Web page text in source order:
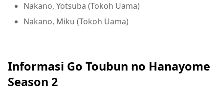
Nakano, Yotsuba (Tokoh Uama)
Nakano, Miku (Tokoh Uama)
Informasi Go Toubun no Hanayome
Season 2